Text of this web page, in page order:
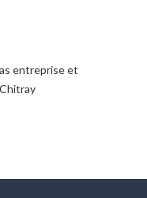
entreprise et